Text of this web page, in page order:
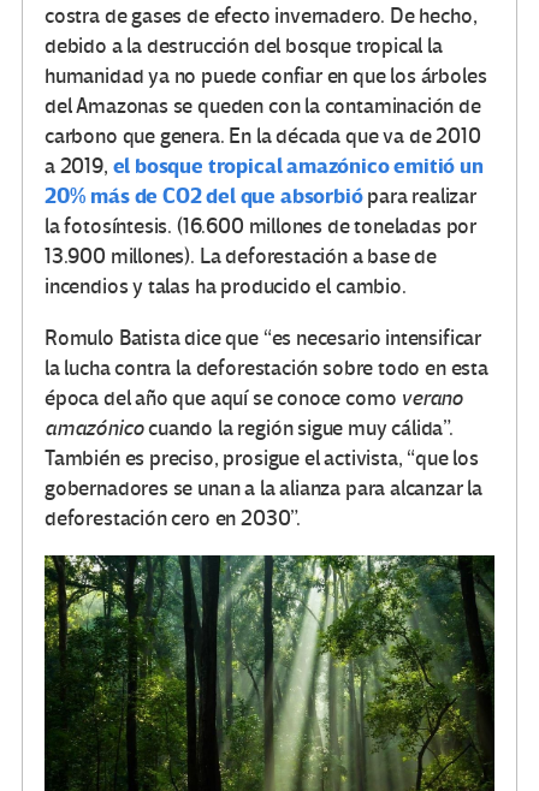
costra de gases de efecto invernadero. De hecho,
debido a la destrucción del bosque tropical la
humanidad ya no puede confiar en que los árboles
del Amazonas se queden con la contaminación de
carbono que genera. En la década que va de 2010
a 2019, el bosque tropical amazónico emitió un
20% más de CO2 del que absorbiópara realizar
la fotosíntesis. (16.600 millones de toneladas por
13.900 millones). La deforestación a base de
incendios y talas ha producido el cambio.
Romulo Batista dice que “es necesario intensificar
la lucha contra la deforestación sobre todo en esta
época del año que aquí se conoce como verano
amazónicocuando la región sigue muy cálida”.
También es preciso, prosigue el activista, “que los
gobernadores se unan a la alianza para alcanzar la
deforestación cero en 2030”.